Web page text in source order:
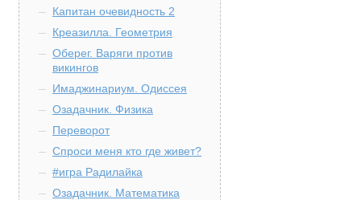
Капитан очевидность 2
Креазилла. Геометрия
Оберег. Варяги против
викингов
Имаджинариум. Одиссея
Озадачник. Физика
Переворот
Спроси меня кто где живет?
#игра Радилайка
Озадачник. Математика